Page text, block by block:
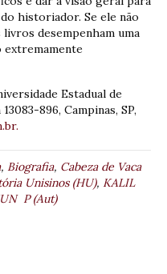
historiador. Se ele não
desempenham uma
extremamente
Estadual de
896, Campinas, SP,
, Biografia, Cabeza de Vaca
Unisinos (HU), KALIL
P (Aut)